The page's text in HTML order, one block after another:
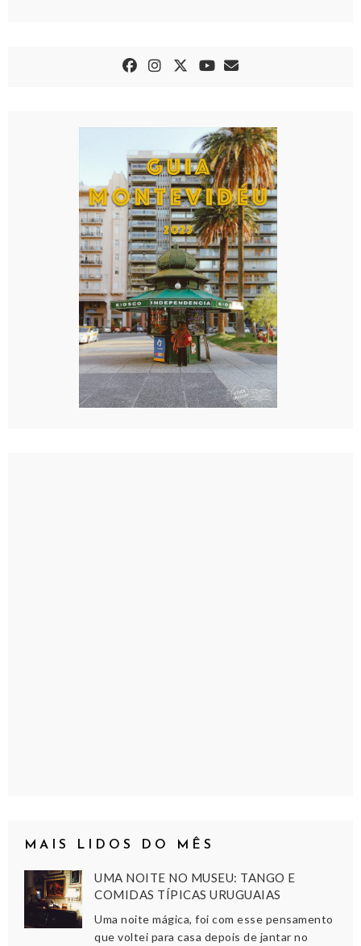
MAIS LIDOS DO MÊS
UMA NOITE NO MUSEU: TANGO E
COMIDAS TÍPICAS URUGUAIAS
Uma noite mágica, foi com esse pensamento
que voltei para casa depois de jantar no